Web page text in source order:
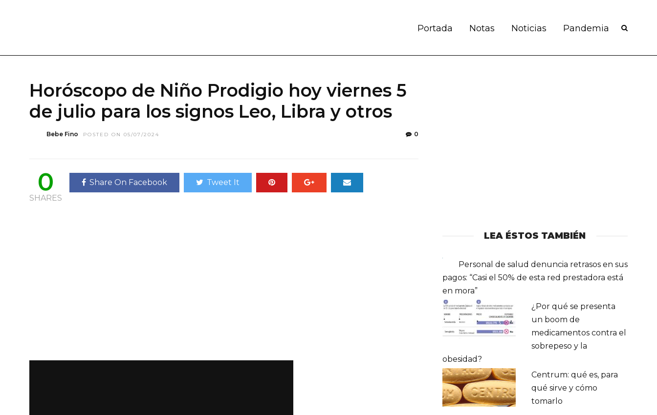
Portada Notas Noticias Pandemia
Horóscopo de Niño Prodigio hoy viernes 5
de julio para los signos Leo, Libra y otros
Bebe Fino POSTED ON 05/07/2024 0
0
SHARES
Share On Facebook Tweet It
LEA ÉSTOS TAMBIÉN
Personal de salud denuncia retrasos en sus
pagos: “Casi el 50% de esta red prestadora está
en mora”
¿Por qué se presenta
un boom de
medicamentos contra el
sobrepeso y la
obesidad?
Centrum: qué es, para
qué sirve y cómo
tomarlo